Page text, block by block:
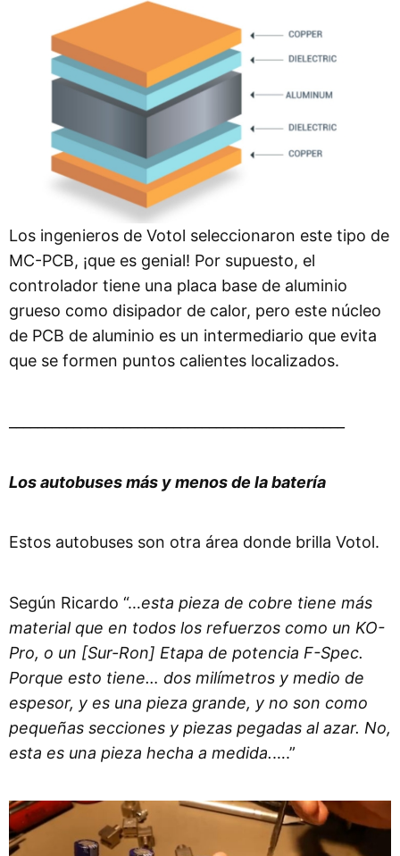
Los ingenieros de Votol seleccionaron este tipo de
MC-PCB, ¡que es genial! Por supuesto, el
controlador tiene una placa base de aluminio
grueso como disipador de calor, pero este núcleo
de PCB de aluminio es un intermediario que evita
que se formen puntos calientes localizados.
Los autobuses más y menos de la batería
Estos autobuses son otra área donde brilla Votol.
Según Ricardo “…esta pieza de cobre tiene más
material que en todos los refuerzos como un KO-
Pro, o un [Sur-Ron] Etapa de potencia F-Spec.
Porque esto tiene… dos milímetros y medio de
espesor, y es una pieza grande, y no son como
pequeñas secciones y piezas pegadas al azar. No,
esta es una pieza hecha a medida.….”